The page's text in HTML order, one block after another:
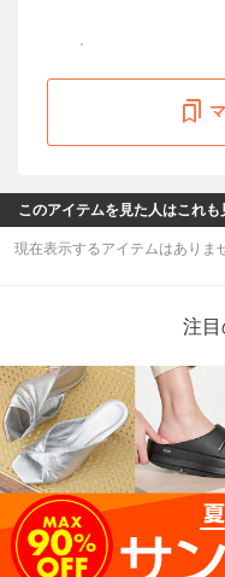
このアイテムを見た人はこれも
現在表示するアイテムはありま
注